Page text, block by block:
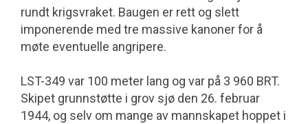
rundt krigsvraket. Baugen er rett og slett
imponerende med tre massive kanoner for å
møte eventuelle angripere.
LST-349 var 100 meter lang og var på 3 960 BRT.
Skipet grunnstøtte i grov sjø den 26. februar
1944, og selv om mange av mannskapet hoppet i